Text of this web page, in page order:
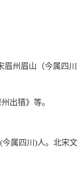
州眉山（今属四川
出猎》等。
今属四川)人。北宋文